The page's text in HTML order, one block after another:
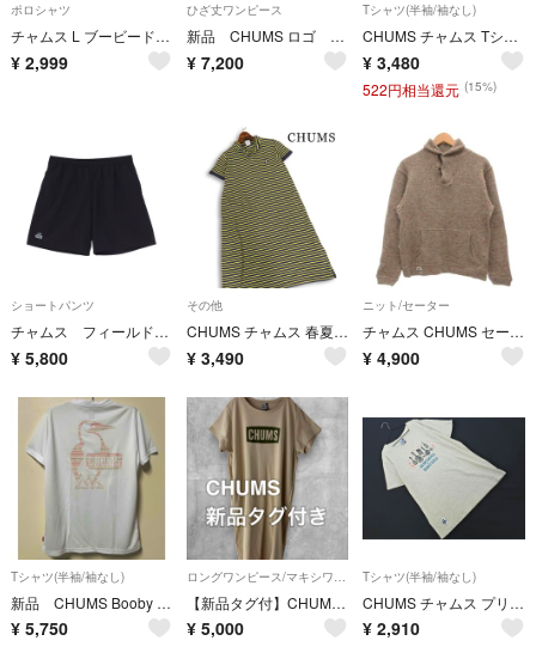
ポロシャツ
チャムス L ブービードライショールポロシャツ 半袖カットソー ネイビー 紺
¥ 2,999
ひざ丈ワンピース
新品 CHUMS ロゴ ワンピース チャムス レディース
¥ 7,200
Tシャツ(半袖/袖なし)
CHUMS チャムス Tシャツ 半袖 レディース XS グリーン パッチワーク アップリケ 竹繊維混 やわらかい肌触り 可愛い
¥ 3,480
522円相当還元 (15%)
ショートパンツ
チャムス フィールドショーツ women's M
¥ 5,800
その他
CHUMS チャムス 春夏★ 半袖 鹿の子 ボーダー ロゴ刺繍 ポロシャツ ワンピース Sz.M レディース
¥ 3,490
ニット/セーター
チャムス CHUMS セーター M 灰色 グレー ショールカラー 長袖
¥ 4,900
Tシャツ(半袖/袖なし)
新品 CHUMS Booby Logo Tシャツ ドライ チャムス レディース
¥ 5,750
【新品タグ付】CHUMS チャムス Tシャツワンピース ベージュ M
¥ 5,000
Tシャツ(半袖/袖なし)
CHUMS チャムス プリント Tシャツ sizeL/ベージュ ■◆ レディース
¥ 2,910